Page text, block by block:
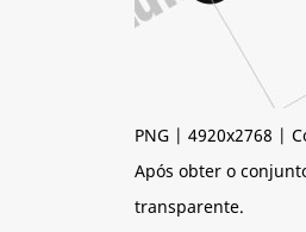
PNG | 4920x2768 |
Após obter o
transparente.